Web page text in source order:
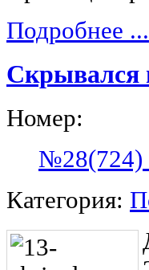
Подробнее ...
Скрывался
Номер:
№28(724)
Категория: